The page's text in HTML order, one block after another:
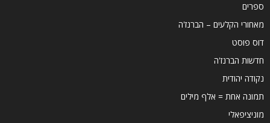
ספרים
מאחורי הקלעים – הברנז'ה
דוס פוסט
חדשות הברנז'ה
נקודה יהודית
תמונה אחת = אלף מילים
מוניציפאלי